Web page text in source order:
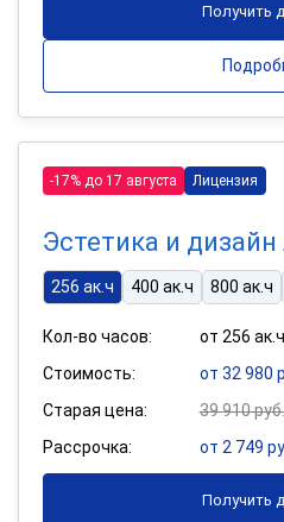
Получить
-17% до 17 августа Лицензия
Эстетика и
256 ак.ч 400 ак.ч 800 ак.ч
Кол-во часов:
от 256 ак.ч
Стоимость:
от 32 980
Старая цена:
39 910 руб.
Рассрочка:
от 2 749
Получить